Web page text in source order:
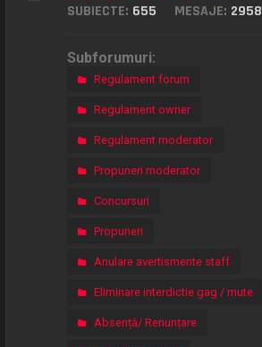
SUBIECTE: 655 MESAJE: 2958
Subforumuri:
Regulament forum
Regulament owner
Regulament moderator
Propuneri moderator
Concursuri
Propuneri
Anulare avertismente staff
Eliminare interdictie gag / mute
Absență/ Renunțare